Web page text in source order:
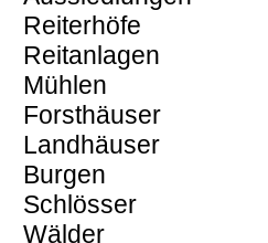
Reiterhöfe
Reitanlagen
Mühlen
Forsthäuser
Landhäuser
Burgen
Schlösser
Wälder